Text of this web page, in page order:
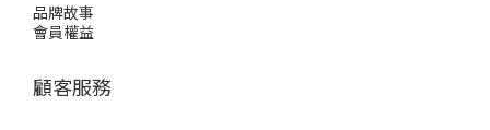
品牌故事
會員權益
顧客服務